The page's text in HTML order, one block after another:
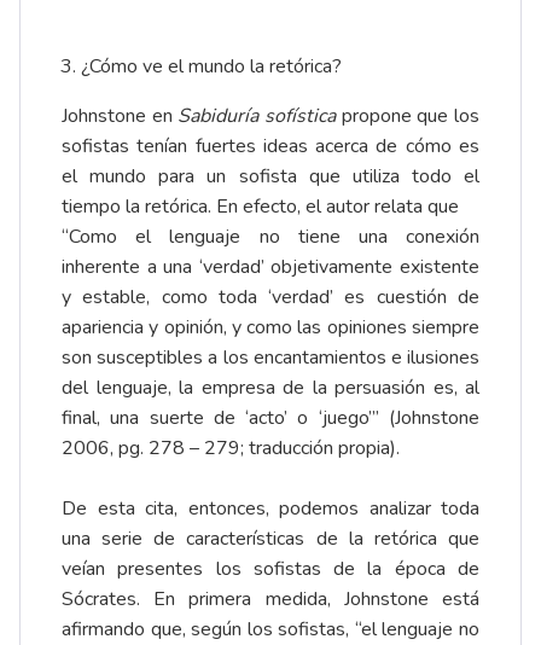
¿Cómo ve el mundo la retórica?
Johnstone en Sabiduría sofísticapropone que los
sofistas tenían fuertes ideas acerca de cómo es
el mundo para un sofista que utiliza todo el
tiempo la retórica. En efecto, el autor relata que
“Como el lenguaje no tiene una conexión
inherente a una ‘verdad’ objetivamente existente
y estable, como toda ‘verdad’ es cuestión de
apariencia y opinión, y como las opiniones siempre
son susceptibles a los encantamientos e ilusiones
del lenguaje, la empresa de la persuasión es, al
final, una suerte de ‘acto’ o ‘juego’” (Johnstone
2006, pg. 278 – 279; traducción propia).
De esta cita, entonces, podemos analizar toda
una serie de características de la retórica que
veían presentes los sofistas de la época de
Sócrates. En primera medida, Johnstone está
afirmando que, según los sofistas, “el lenguaje no